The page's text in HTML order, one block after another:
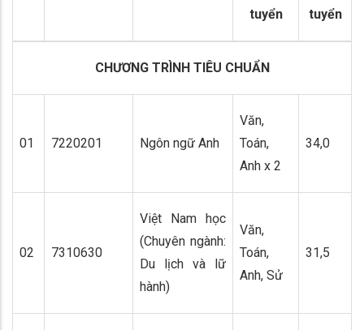
tuyển
tuyển
CHƯƠNG TRÌNH TIÊU CHUẨN
01 7220201 Ngôn ngữ Anh
Văn,
Toán,
Anh x 2
34,0
02 7310630
Việt Nam học
(Chuyên ngành:
Du lịch và lữ
hành)
Văn,
Toán,
Anh, Sử
31,5